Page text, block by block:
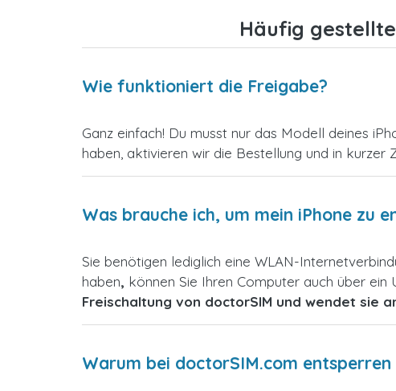
Häufig
Wie funktioniert die Freigabe?
Ganz einfach! Du musst nur das Modell deines
haben, aktivieren wir die Bestellung und in
Was brauche ich, um mein iPhone zu
Sie benötigen lediglich eine WLAN-
haben, können Sie Ihren Computer auch über ein
Freischaltung von doctorSIM und wendet sie
Warum bei doctorSIM.com